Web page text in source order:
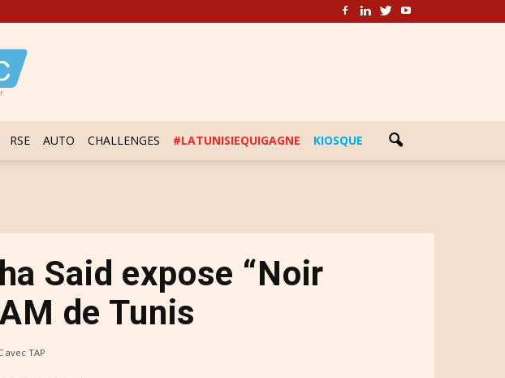
RSE AUTO CHALLENGES #LATUNISIEQUIGAGNE KIOSQUE
Said expose “Noir
de Tunis
avec TAP